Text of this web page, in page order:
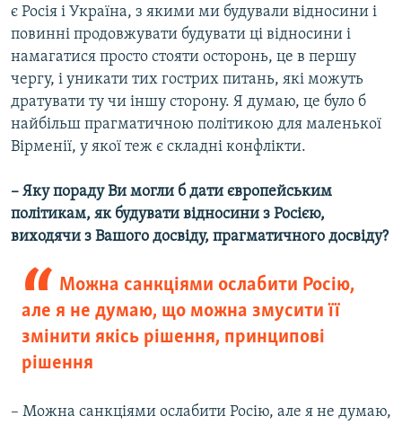
є Росія і Україна, з якими ми будували відносини і
повинні продовжувати будувати ці відносини і
намагатися просто стояти осторонь, це в першу
чергу, і уникати тих гострих питань, які можуть
дратувати ту чи іншу сторону. Я думаю, це було б
найбільш прагматичною політикою для маленької
Вірменії, у якої теж є складні конфлікти.
– Яку пораду Ви могли б дати європейським
політикам, як будувати відносини з Росією,
виходячи з Вашого досвіду, прагматичного досвіду?
Можна санкціями ослабити Росію,
але я не думаю, що можна змусити її
змінити якісь рішення, принципові
рішення
– Можна санкціями ослабити Росію, але я не думаю,